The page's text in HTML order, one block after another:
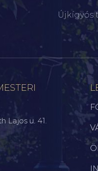
Újkígyós
Lajos u. 41.